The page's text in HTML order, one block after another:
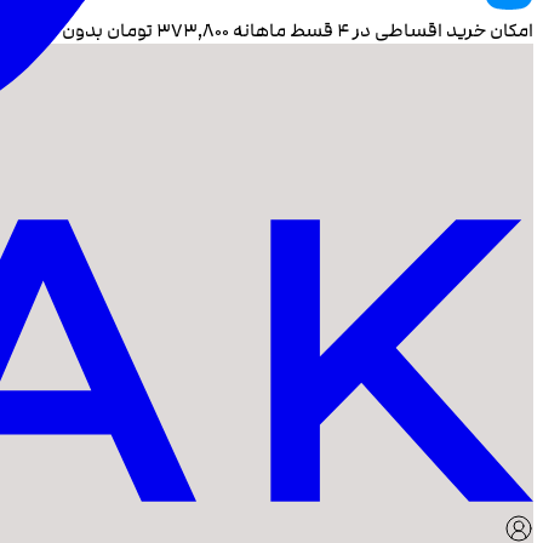
امکان خرید اقساطی در ۴ قسط ماهانه ۳۷۳٬۸۰۰تومان بدون سود